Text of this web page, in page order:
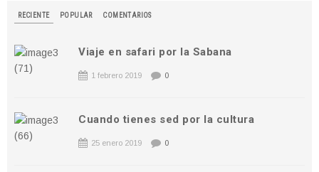
RECIENTE POPULAR COMENTARIOS
Viaje en safari por la Sabana
1 febrero 2019 0
Cuando tienes sed por la cultura
25 enero 2019 0